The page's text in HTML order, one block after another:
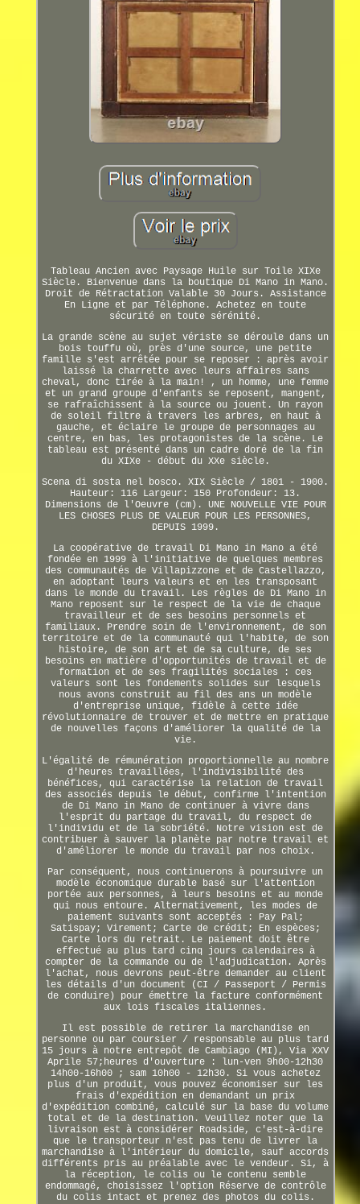
Tableau Ancien avec Paysage Huile sur Toile XIXe
Siècle. Bienvenue dans la boutique Di Mano in Mano.
Droit de Rétractation Valable 30 Jours. Assistance
En Ligne et par Téléphone. Achetez en toute
sécurité en toute sérénité.
La grande scène au sujet vériste se déroule dans un
bois touffu où, près d'une source, une petite
famille s'est arrêtée pour se reposer : après avoir
laissé la charrette avec leurs affaires sans
cheval, donc tirée à la main! , un homme, une femme
et un grand groupe d'enfants se reposent, mangent,
se rafraîchissent à la source ou jouent. Un rayon
de soleil filtre à travers les arbres, en haut à
gauche, et éclaire le groupe de personnages au
centre, en bas, les protagonistes de la scène. Le
tableau est présenté dans un cadre doré de la fin
du XIXe - début du XXe siècle.
Scena di sosta nel bosco. XIX Siècle / 1801 - 1900.
Hauteur: 116 Largeur: 150 Profondeur: 13.
Dimensions de l'Oeuvre (cm). UNE NOUVELLE VIE POUR
LES CHOSES PLUS DE VALEUR POUR LES PERSONNES,
DEPUIS 1999.
La coopérative de travail Di Mano in Mano a été
fondée en 1999 à l'initiative de quelques membres
des communautés de Villapizzone et de Castellazzo,
en adoptant leurs valeurs et en les transposant
dans le monde du travail. Les règles de Di Mano in
Mano reposent sur le respect de la vie de chaque
travailleur et de ses besoins personnels et
familiaux. Prendre soin de l'environnement, de son
territoire et de la communauté qui l'habite, de son
histoire, de son art et de sa culture, de ses
besoins en matière d'opportunités de travail et de
formation et de ses fragilités sociales : ces
valeurs sont les fondements solides sur lesquels
nous avons construit au fil des ans un modèle
d'entreprise unique, fidèle à cette idée
révolutionnaire de trouver et de mettre en pratique
de nouvelles façons d'améliorer la qualité de la
vie.
L'égalité de rémunération proportionnelle au nombre
d'heures travaillées, l'indivisibilité des
bénéfices, qui caractérise la relation de travail
des associés depuis le début, confirme l'intention
de Di Mano in Mano de continuer à vivre dans
l'esprit du partage du travail, du respect de
l'individu et de la sobriété. Notre vision est de
contribuer à sauver la planète par notre travail et
d'améliorer le monde du travail par nos choix.
Par conséquent, nous continuerons à poursuivre un
modèle économique durable basé sur l'attention
portée aux personnes, à leurs besoins et au monde
qui nous entoure. Alternativement, les modes de
paiement suivants sont acceptés : Pay Pal;
Satispay; Virement; Carte de crédit; En espèces;
Carte lors du retrait. Le paiement doit être
effectué au plus tard cinq jours calendaires à
compter de la commande ou de l'adjudication. Après
l'achat, nous devrons peut-être demander au client
les détails d'un document (CI / Passeport / Permis
de conduire) pour émettre la facture conformément
aux lois fiscales italiennes.
Il est possible de retirer la marchandise en
personne ou par coursier / responsable au plus tard
15 jours à notre entrepôt de Cambiago (MI), Via XXV
Aprile 57;heures d'ouverture : lun-ven 9h00-12h30
14h00-16h00 ; sam 10h00 - 12h30. Si vous achetez
plus d'un produit, vous pouvez économiser sur les
frais d'expédition en demandant un prix
d'expédition combiné, calculé sur la base du volume
total et de la destination. Veuillez noter que la
livraison est à considérer Roadside, c'est-à-dire
que le transporteur n'est pas tenu de livrer la
marchandise à l'intérieur du domicile, sauf accords
différents pris au préalable avec le vendeur. Si, à
la réception, le colis ou le contenu semble
endommagé, choisissez l'option Réserve de contrôle
du colis intact et prenez des photos du colis.